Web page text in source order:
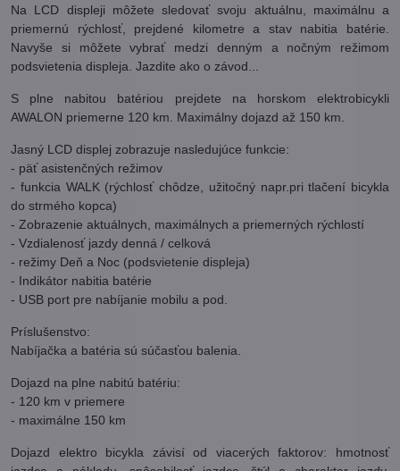
Na LCD displeji môžete sledovať svoju aktuálnu, maximálnu a
priemernú rýchlosť, prejdené kilometre a stav nabitia batérie.
Navyše si môžete vybrať medzi denným a nočným režimom
podsvietenia displeja. Jazdite ako o závod...
S plne nabitou batériou prejdete na horskom elektrobicykli
AWALON priemerne 120 km. Maximálny dojazd až 150 km.
Jasný LCD displej zobrazuje nasledujúce funkcie:
- päť asistenčných režimov
- funkcia WALK (rýchlosť chôdze, užitočný napr.pri tlačení bicykla
do strmého kopca)
- Zobrazenie aktuálnych, maximálnych a priemerných rýchlostí
- Vzdialenosť jazdy denná / celková
- režimy Deň a Noc (podsvietenie displeja)
- Indikátor nabitia batérie
- USB port pre nabíjanie mobilu a pod.
Príslušenstvo:
Nabíjačka a batéria sú súčasťou balenia.
Dojazd na plne nabitú batériu:
- 120 km v priemere
- maximálne 150 km
Dojazd elektro bicykla závisí od viacerých faktorov: hmotnosť